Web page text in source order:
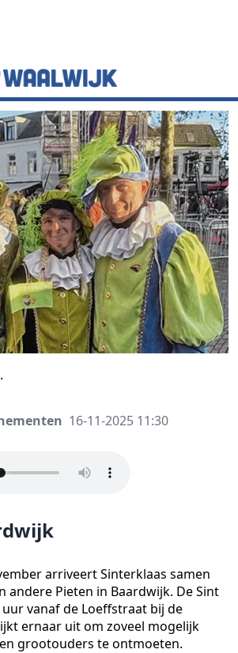
16-11-2025 11:30
arriveert Sinterklaas samen
andere Pieten in Baardwijk. De Sint
vanaf de Loeffstraat bij de
ernaar uit om zoveel mogelijk
grootouders te ontmoeten.